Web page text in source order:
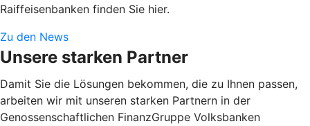
Raiffeisenbanken finden Sie hier.
Zu den News
Unsere starken Partner
Damit Sie die Lösungen bekommen, die zu Ihnen passen,
arbeiten wir mit unseren starken Partnern in der
Genossenschaftlichen FinanzGruppe Volksbanken